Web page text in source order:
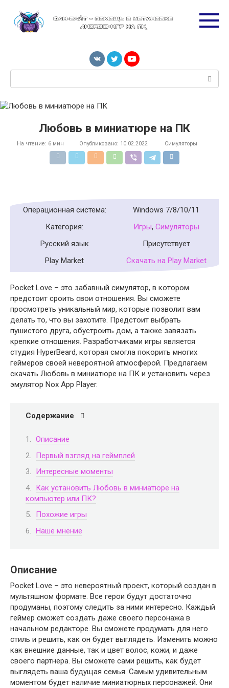
контенту
Любовь в миниатюре на ПК
На чтение: 6 мин Опубликовано: 10.02.2022 Симуляторы
Операционная система:
Windows 7/8/10/11
Категория:
Игры, Симуляторы
Русский язык
Присутствует
Play Market
Скачать на Play Market
Pocket Love – это забавный симулятор, в котором
предстоит сроить свои отношения. Вы сможете
просмотреть уникальный мир, которые позволит вам
делать то, что вы захотите. Предстоит выбрать
пушистого друга, обустроить дом, а также завязать
крепкие отношения. Разработчиками игры является
студия HyperBeard, которая смогла покорить многих
геймеров своей невероятной атмосферой. Предлагаем
скачать Любовь в миниатюре на ПК и установить через
эмулятор Nox App Player.
Содержание
Описание
Первый взгляд на геймплей
Интересные моменты
Как установить Любовь в миниатюре на
компьютер или ПК?
Похожие игры
Наше мнение
Описание
Pocket Love – это невероятный проект, который создан в
мультяшном формате. Все герои будут достаточно
продуманы, поэтому следить за ними интересно. Каждый
геймер сможет создать даже своего персонажа в
начальном редакторе. Вы сможете продумать для него
стиль и решить, как он будет выглядеть. Изменить можно
как внешние данные, так и цвет волос, кожи, и даже
своего партнера. Вы сможете сами решить, как будет
выглядеть ваша будущая семья. Самым удивительным
моментом будет наличие миниатюрных персонажей. Они